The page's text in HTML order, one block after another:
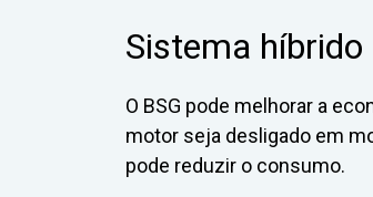
Sistema
O BSG pode melhorar a
motor seja desligado em
pode reduzir o consumo.